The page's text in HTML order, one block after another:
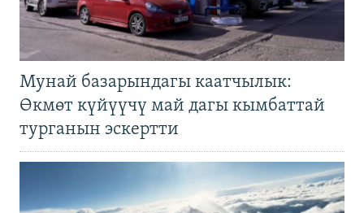
Мунай базарындагы каатчылык:
Өкмөт күйүүчү май дагы кымбаттай
турганын эскертти